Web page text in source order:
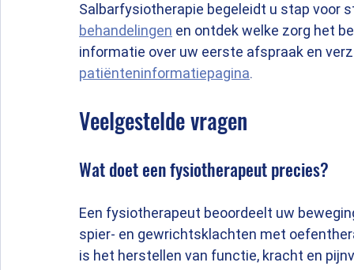
Salbarfysiotherapie begeleidt u stap voor
behandelingen en ontdek welke zorg het
informatie over uw eerste afspraak en
patiënteninformatiepagina.
Veelgestelde vragen
Wat doet een fysiotherapeut precies?
Een fysiotherapeut beoordeelt uw
spier- en gewrichtsklachten met
is het herstellen van functie, kracht en